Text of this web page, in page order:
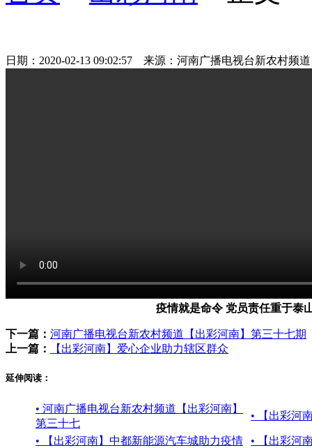
日期：2020-02-13 09:02:57 来源：河南广播电视台新农村
疫情就是命令 党员责任重于泰
下一篇： 河南广播电视台新农村频道【出彩河南】第三十七期
上一篇：
【出彩河南】爱心企业助力辖区群众
延伸阅读：
• 河南广播电视台新农村频道【出彩河南】
第三十七
• 【出彩河
• 【出彩河南】中都新能源汽车城助力疫情
• 【出彩河